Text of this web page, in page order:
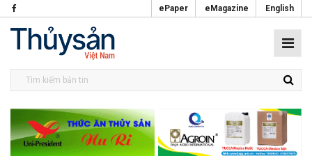
ePaper eMagazine English